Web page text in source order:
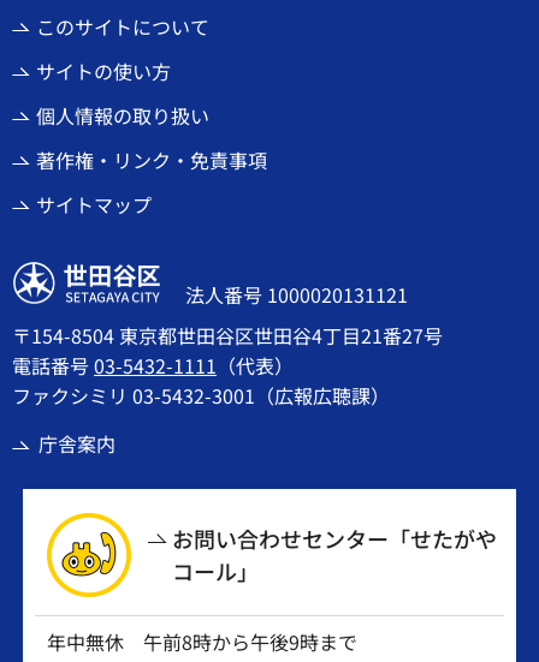
このサイトについて
サイトの使い方
個人情報の取り扱い
著作権・リンク・免責事項
サイトマップ
世田谷区
法人番号 1000020131121
〒154-8504 東京都世田谷区世田谷4丁目21番27号
電話番号03-5432-1111 （代表）
ファクシミリ 03-5432-3001（広報広聴課）
庁舎案内
お問い合わせセンター「せたがや
コール」
年中無休 午前8時から午後9時まで